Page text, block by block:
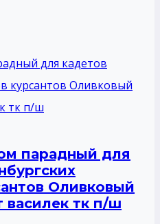
парадный для
Оливковый
василек тк п/ш